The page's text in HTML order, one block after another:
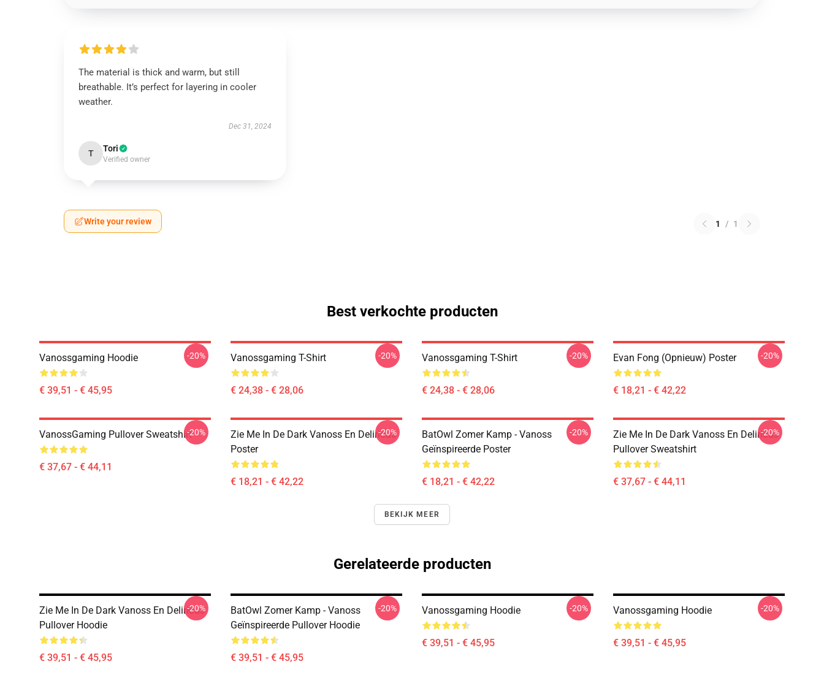
The material is thick and warm, but still
breathable. It’s perfect for layering in cooler
weather.
Dec 31, 2024
T Tori
Verified owner
Write your review 1 / 1
Best verkochte producten
Vanossgaming Hoodie
€ 39,51 - € 45,95
-20% Vanossgaming T-Shirt
€ 24,38 - € 28,06
-20% Vanossgaming T-Shirt
€ 24,38 - € 28,06
-20% Evan Fong (opnieuw) Poster
€ 18,21 - € 42,22
-20%
VanossGaming Pullover Sweatshirt
€ 37,67 - € 44,11
-20%
Zie Me In De Dark Vanoss En Delirious
Poster
€ 18,21 - € 42,22
-20%
BatOwl Zomer Kamp - Vanoss
Geïnspireerde Poster
€ 18,21 - € 42,22
-20%
Zie Me In De Dark Vanoss En Delirious
Pullover Sweatshirt
€ 37,67 - € 44,11
-20%
BEKIJK MEER
Gerelateerde producten
Zie Me In De Dark Vanoss En Delirious
Pullover Hoodie
€ 39,51 - € 45,95
-20%
BatOwl Zomer Kamp - Vanoss
Geïnspireerde Pullover Hoodie
€ 39,51 - € 45,95
-20% Vanossgaming Hoodie
€ 39,51 - € 45,95
-20% Vanossgaming Hoodie
€ 39,51 - € 45,95
-20%